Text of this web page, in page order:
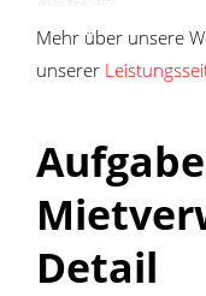
Mehr über unsere
unserer
Detail